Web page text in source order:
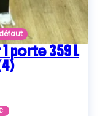
porte 359 L